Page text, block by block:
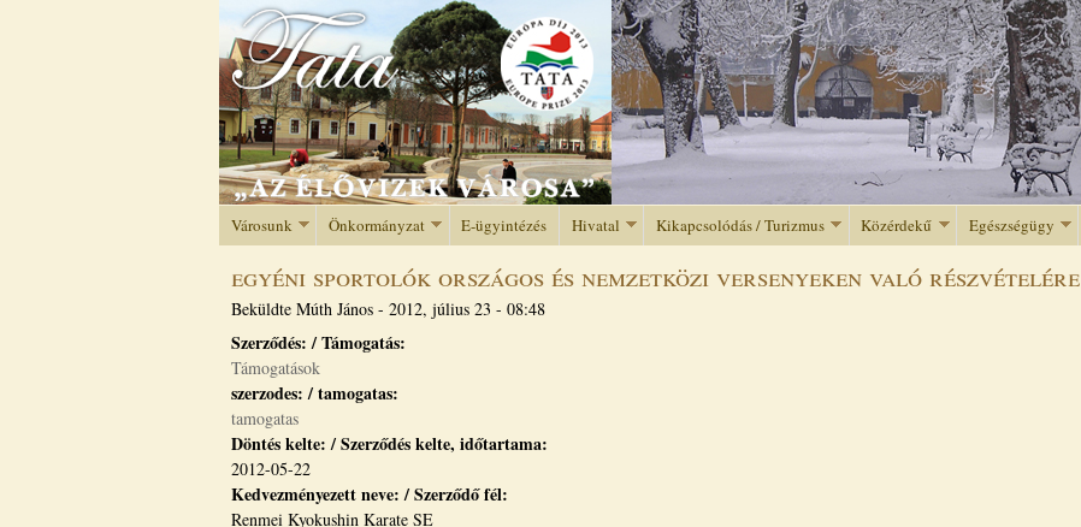
Jump to navigation
Városunk Önkormányzat E-ügyintézés Hivatal Kikapcsolódás / Turizmus Közérdekű Egészségügy
egyéni sportolók országos és nemzetközi versenyeken való részvételére
Beküldte Múth János - 2012, július 23 - 08:48
Szerződés: / Támogatás:
Támogatások
szerzodes: / tamogatas:
tamogatas
Döntés kelte: / Szerződés kelte, időtartama:
2012-05-22
Kedvezményezett neve: / Szerződő fél:
Renmei Kyokushin Karate SE